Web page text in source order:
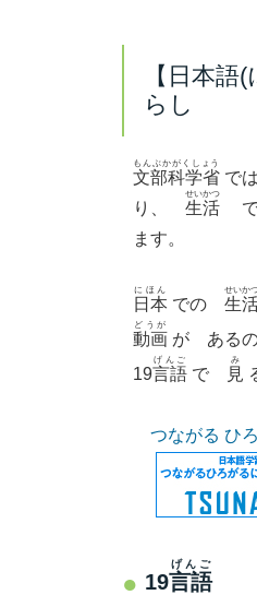
【日本
らし
文部科学省
もんぶかがくしょう
で
り、 生活
せいかつ
で
ます。
日本
にほん
での 生
せいか
動画
どうが
が ある
19言語
げんご
で 見
み
つながる ひ
19言語
げんご